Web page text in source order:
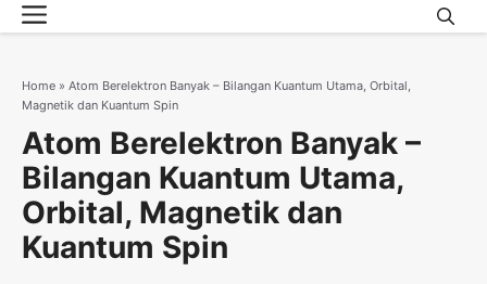
Skip
to
Menu
Home » Atom Berelektron Banyak – Bilangan Kuantum Utama, Orbital,
Magnetik dan Kuantum Spin
Atom Berelektron Banyak –
Bilangan Kuantum Utama,
Orbital, Magnetik dan
Kuantum Spin